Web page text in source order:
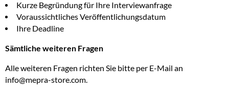
Kurze Begründung für Ihre Interviewanfrage
Voraussichtliches Veröffentlichungsdatum
Ihre Deadline
Sämtliche weiteren Fragen
Alle weiteren Fragen richten Sie bitte per E-Mail an
info@mepra-store.com.